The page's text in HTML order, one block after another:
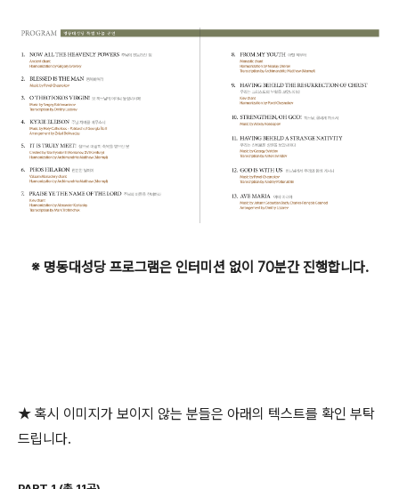
※ 명동대성당 프로그램은 인터미션 없이 70분간 진행합니다.
★ 혹시 이미지가 보이지 않는 분들은 아래의 텍스트를 확인 부탁
드립니다.